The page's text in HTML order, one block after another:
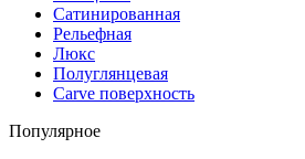
Сатинированная
Рельефная
Люкс
Полуглянцевая
Carve поверхность
Популярное